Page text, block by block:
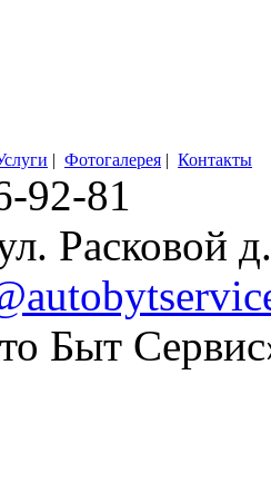
| Фотогалерея | Контакты
92-81
Расковой
Быт